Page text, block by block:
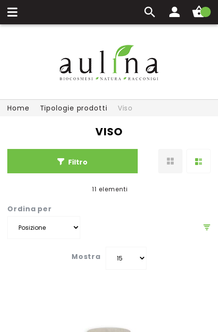
Carrello
Home Tipologie prodotti Viso
VISO
Filtro
Ordina per
11 elementi
Mostra